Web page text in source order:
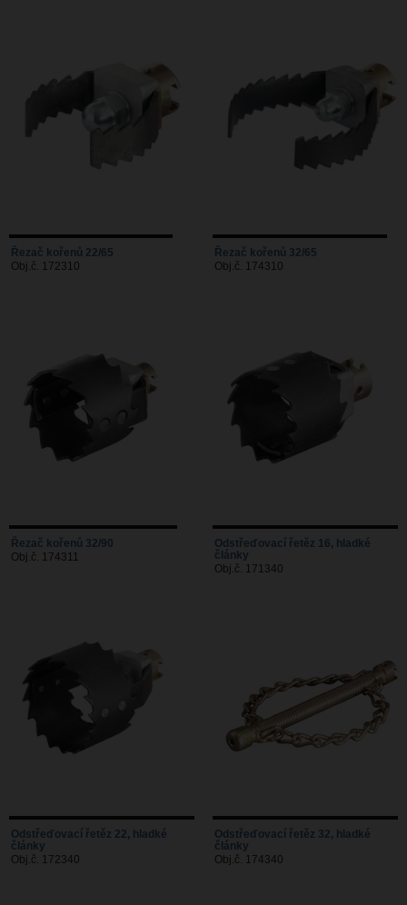
Řezač kořenů 22/65
Obj.č. 172310
Řezač kořenů 32/65
Obj.č. 174310
Řezač kořenů 32/90
Obj.č. 174311
Odstřeďovací řetěz 16, hladké
články
Obj.č. 171340
Odstřeďovací řetěz 22, hladké
články
Obj.č. 172340
Odstřeďovací řetěz 32, hladké
články
Obj.č. 174340